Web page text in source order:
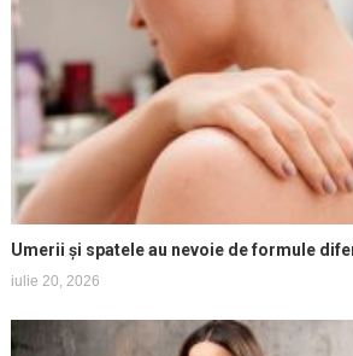
Umerii și spatele au nevoie de formule
iulie 20, 2026